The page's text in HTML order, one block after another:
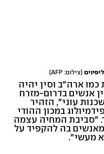
(צילום: AFP)
ארה"ב וסין יהיה
אנשים בדרום-מזרח
עוני", הזהיר
במכון ההודי
"סביבת המחיה עצמה
בה להקפיד על
מעשי".